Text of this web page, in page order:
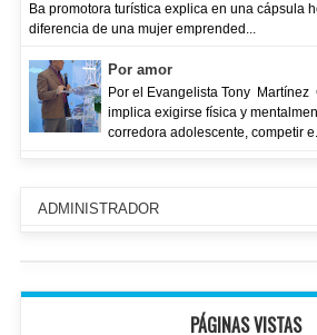
Ba promotora turística explica en una cápsula
diferencia de una mujer emprended...
Por amor
Por el Evangelista Tony Martínez
implica exigirse física y
corredora adolescente, competir e...
ADMINISTRADOR
PÁGINAS VISTAS